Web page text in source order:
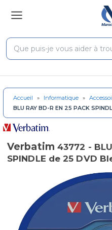
Accueil » Informatique »
BLU RAY BD-R EN 25 PACK
Verbatim 43772 -
SPINDLE de 25 DVD